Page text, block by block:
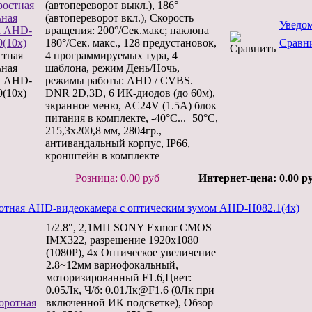
AHD-
(автопереворот выкл.), 186°
(автопереворот вкл.), Скорость
вращения: 200°/Сек.макс; наклона
180°/Сек. макс., 128 предустановок,
4 программируемых тура, 4
шаблона, режим День/Ночь,
режимы работы: AHD / CVBS.
DNR 2D,3D, 6 ИК-диодов (до 60м),
экранное меню, АC24V (1.5А) блок
питания в комплекте, -40°С...+50°С,
215,3х200,8 мм, 2804гр.,
антивандальный корпус, IP66,
кронштейн в комплекте
Розница: 0.00 руб Интернет-цена: 0.00
AHD-видеокамера с оптическим зумом AHD-H082.1(4x)
1/2.8", 2,1МП SONY Exmor CMOS
IMX322, разрешение 1920х1080
(1080P), 4x Оптическое увеличение
2.8~12мм вариофокальный,
моторизированный F1.6,Цвет:
0.05Лк, Ч/б: 0.01Лк@F1.6 (0Лк при
включенной ИК подсветке), Обзор